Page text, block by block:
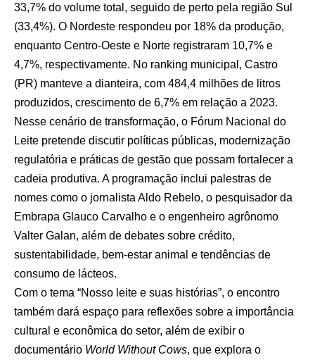
33,7% do volume total, seguido de perto pela região Sul
(33,4%). O Nordeste respondeu por 18% da produção,
enquanto Centro-Oeste e Norte registraram 10,7% e
4,7%, respectivamente. No ranking municipal, Castro
(PR) manteve a dianteira, com 484,4 milhões de litros
produzidos, crescimento de 6,7% em relação a 2023.
Nesse cenário de transformação, o Fórum Nacional do
Leite pretende discutir políticas públicas, modernização
regulatória e práticas de gestão que possam fortalecer a
cadeia produtiva. A programação inclui palestras de
nomes como o jornalista Aldo Rebelo, o pesquisador da
Embrapa Glauco Carvalho e o engenheiro agrônomo
Valter Galan, além de debates sobre crédito,
sustentabilidade, bem-estar animal e tendências de
consumo de lácteos.
Com o tema “Nosso leite e suas histórias”, o encontro
também dará espaço para reflexões sobre a importância
cultural e econômica do setor, além de exibir o
documentário World Without Cows, que explora o